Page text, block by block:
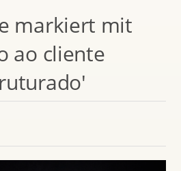
markiert mit
ao cliente